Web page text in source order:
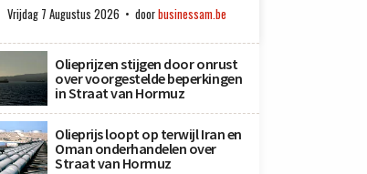
Vrijdag 7 Augustus 2026 doorbusinessam.be
Olieprijzen stijgen door onrust
over voorgestelde beperkingen
in Straat van Hormuz
Olieprijs loopt op terwijl Iran en
Oman onderhandelen over
Straat van Hormuz